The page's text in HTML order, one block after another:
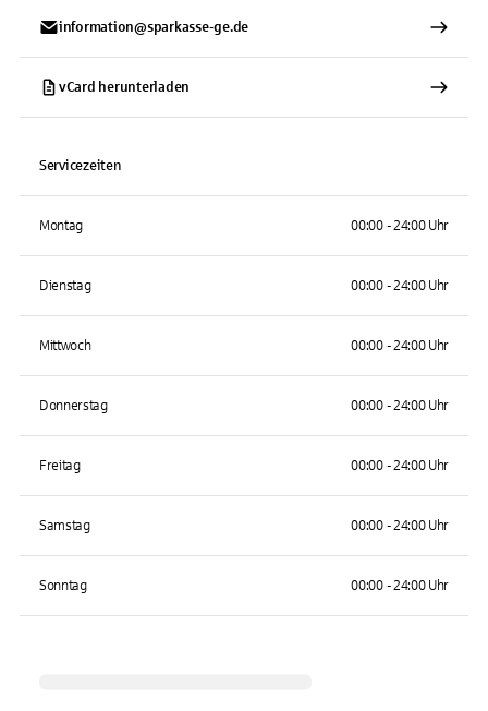
information@sparkasse-ge.de
vCard herunterladen
Servicezeiten
Montag 00:00 - 24:00 Uhr
Dienstag 00:00 - 24:00 Uhr
Mittwoch 00:00 - 24:00 Uhr
Donnerstag 00:00 - 24:00 Uhr
Freitag 00:00 - 24:00 Uhr
Samstag 00:00 - 24:00 Uhr
Sonntag 00:00 - 24:00 Uhr